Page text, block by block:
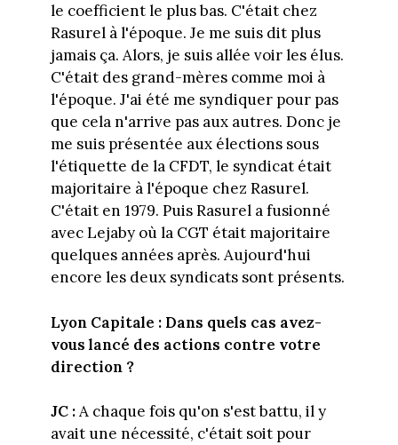
le coefficient le plus bas. C'était chez
Rasurel à l'époque. Je me suis dit plus
jamais ça. Alors, je suis allée voir les élus.
C'était des grand-mères comme moi à
l'époque. J'ai été me syndiquer pour pas
que cela n'arrive pas aux autres. Donc je
me suis présentée aux élections sous
l'étiquette de la CFDT, le syndicat était
majoritaire à l'époque chez Rasurel.
C'était en 1979. Puis Rasurel a fusionné
avec Lejaby où la CGT était majoritaire
quelques années après. Aujourd'hui
encore les deux syndicats sont présents.
Lyon Capitale : Dans quels cas avez-
vous lancé des actions contre votre
direction ?
JC :A chaque fois qu'on s'est battu, il y
avait une nécessité, c'était soit pour